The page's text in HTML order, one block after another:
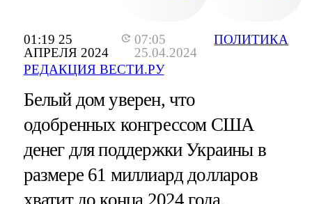
01:19 25
АПРЕЛЯ 2024
07:05
25.04.2024
РЕДАКЦИЯ ВЕСТИ.РУ
ПОЛИТИКА
Белый дом уверен, что
одобренных конгрессом США
денег для поддержки Украины в
размере 61 миллиард долларов
хватит до конца 2024 года.